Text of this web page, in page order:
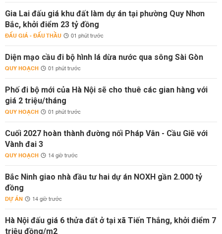
Gia Lai đấu giá khu đất làm dự án tại phường Quy Nhơn
Bắc, khởi điểm 23 tỷ đồng
ĐẤU GIÁ - ĐẤU THẦU 01 phút trước
Diện mạo cầu đi bộ hình lá dừa nước qua sông Sài Gòn
QUY HOẠCH 01 phút trước
Phố đi bộ mới của Hà Nội sẽ cho thuê các gian hàng với
giá 2 triệu/tháng
QUY HOẠCH 01 phút trước
Cuối 2027 hoàn thành đường nối Pháp Vân - Cầu Giẽ với
Vành đai 3
QUY HOẠCH 14 giờ trước
Bắc Ninh giao nhà đầu tư hai dự án NOXH gần 2.000 tỷ
đồng
DỰ ÁN 14 giờ trước
Hà Nội đấu giá 6 thửa đất ở tại xã Tiến Thắng, khởi điểm 7
triệu đồng/m2